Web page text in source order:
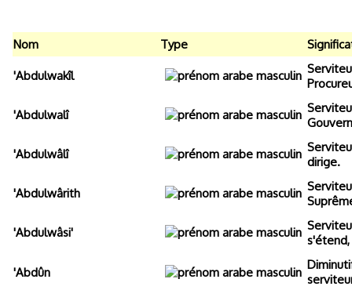
Nom Type
'Abdulwakîl
'Abdulwalî
'Abdulwâlî
dirige.
'Abdulwârith
'Abdulwâsi'
s'étend,
'Abdûn